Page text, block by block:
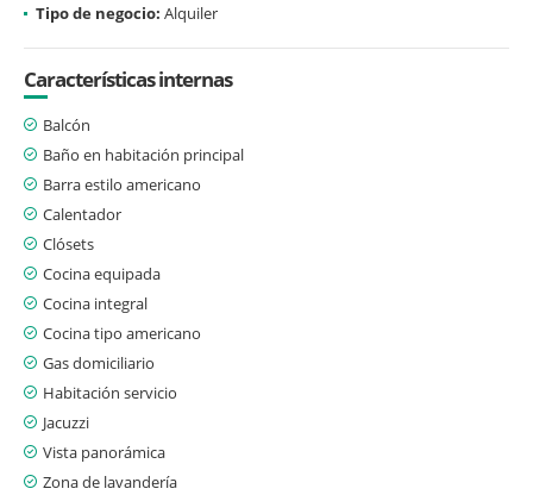
Tipo de negocio: Alquiler
Características internas
Balcón
Baño en habitación principal
Barra estilo americano
Calentador
Clósets
Cocina equipada
Cocina integral
Cocina tipo americano
Gas domiciliario
Habitación servicio
Jacuzzi
Vista panorámica
Zona de lavandería